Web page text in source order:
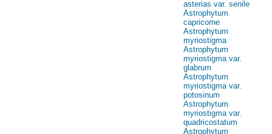
asterias var. senile
Astrophytum
capricorne
Astrophytum
myriostigma
Astrophytum
myriostigma var.
glabrum
Astrophytum
myriostigma var.
potosinum
Astrophytum
myriostigma var.
quadricostatum
Astrophytum